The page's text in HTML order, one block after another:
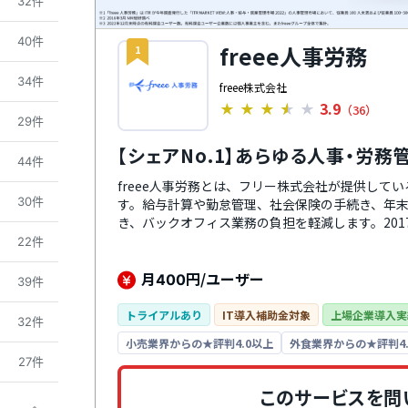
40件
34件
29件
44件
30件
22件
39件
32件
27件
1 freee人事労務
freee株式会社
★ ★ ★ ★ ★ 3.9 （36）
【シェアNo.1】あらゆる人事・労
freee人事労務とは、フリー株式会社が提供して
す。給与計算や勤怠管理、社会保険の手続き、年
き、バックオフィス業務の負担を軽減します。
月400円/ユーザー
トライアルあり IT導入補助金対象
上場企業導入
小売業界からの★評判4.0以上
外食業界からの★評判
このサービスを